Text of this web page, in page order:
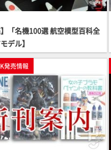
】「名機100選 航空模型百科全
デル】
発売情報